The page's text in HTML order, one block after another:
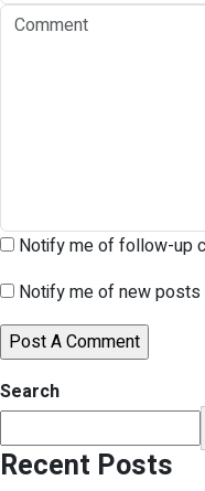
Notify me of follow-up
Notify me of new posts
Search
Recent Posts